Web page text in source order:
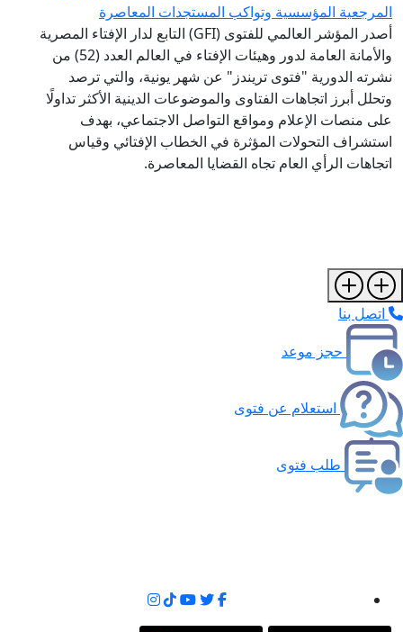
المرجعية المؤسسية وتواكب المستجدات المعاصرة
أصدر المؤشر العالمي للفتوى (GFI) التابع لدار الإفتاء المصرية
والأمانة العامة لدور وهيئات الإفتاء في العالم العدد (52) من
نشرته الدورية "فتوى تريندز" عن شهر يونية، والتي ترصد
وتحلل أبرز اتجاهات الفتاوى والموضوعات الدينية الأكثر تداولًا
على منصات الإعلام ومواقع التواصل الاجتماعي، بهدف
استشراف التحولات المؤثرة في الخطاب الإفتائي وقياس
اتجاهات الرأي العام تجاه القضايا المعاصرة.
اتصل بنا
حجز موعد
استعلام عن فتوى
طلب فتوى